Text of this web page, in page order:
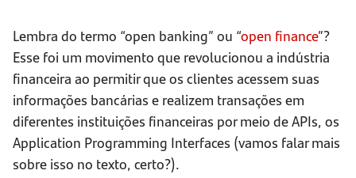
Lembra do termo “open banking” ou “open finance”?
Esse foi um movimento que revolucionou a indústria
financeira ao permitir que os clientes acessem suas
informações bancárias e realizem transações em
diferentes instituições financeiras por meio de APIs, os
Application Programming Interfaces (vamos falar mais
sobre isso no texto, certo?).